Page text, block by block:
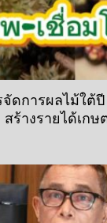
จัดการผลไม้ใต้
ร้างรายได้เกษ